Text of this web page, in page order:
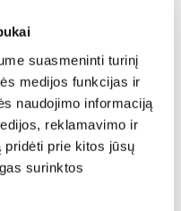
suasmeninti turinį
medijos funkcijas ir
naudojimo informaciją
reklamavimo ir
pridėti prie kitos jūsų
surinktos
jūsų